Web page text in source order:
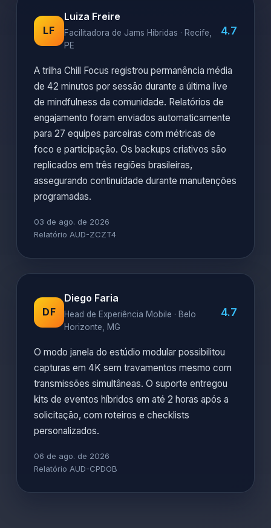
LF
Luiza Freire
Facilitadora de Jams Híbridas · Recife,
PE
4.7
A trilha Chill Focus registrou permanência média
de 42 minutos por sessão durante a última live
de mindfulness da comunidade. Relatórios de
engajamento foram enviados automaticamente
para 27 equipes parceiras com métricas de
foco e participação. Os backups criativos são
replicados em três regiões brasileiras,
assegurando continuidade durante manutenções
programadas.
03 de ago. de 2026
Relatório AUD-ZCZT4
DF
Diego Faria
Head de Experiência Mobile · Belo
Horizonte, MG
4.7
O modo janela do estúdio modular possibilitou
capturas em 4K sem travamentos mesmo com
transmissões simultâneas. O suporte entregou
kits de eventos híbridos em até 2 horas após a
solicitação, com roteiros e checklists
personalizados.
06 de ago. de 2026
Relatório AUD-CPDOB